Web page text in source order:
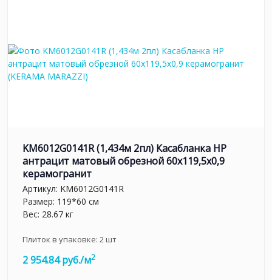
KM6012G0141R (1,434м 2пл) Касабланка HP
антрацит матовый обрезной 60x119,5x0,9
керамогранит
Артикул: KM6012G0141R
Размер: 119*60 см
Вес: 28.67 кг
Плиток в упаковке: 2шт
2 954.84 руб./м2